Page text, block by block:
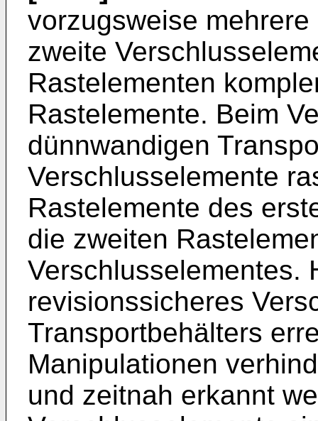
vorzugsweise
zweite
Rastelementen
Rastelemente. Beim
dünnwandigen
Verschlusselemente
Rastelemente des
die zweiten
Verschlusselementes.
revisionssicheres
Transportbehälters
Manipulationen
und zeitnah erkannt